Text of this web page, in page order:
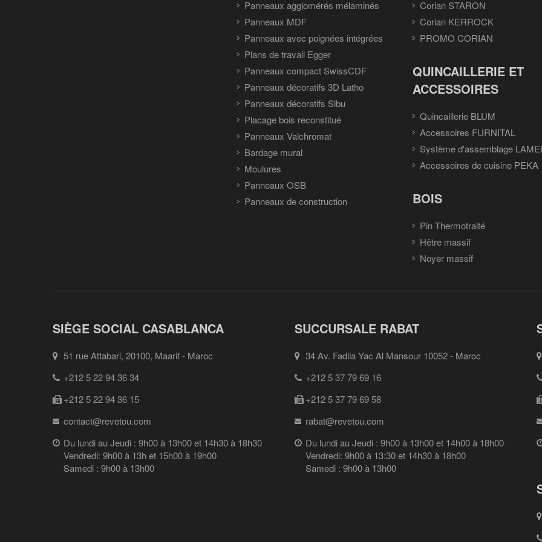
Panneaux agglomérés mélaminés
Panneaux MDF
Panneaux avec poignées intégrées
Plans de travail Egger
Panneaux compact SwissCDF
Panneaux décoratifs 3D Latho
Panneaux décoratifs Sibu
Placage bois reconstitué
Panneaux Valchromat
Bardage mural
Moulures
Panneaux OSB
Panneaux de construction
Corian STARON
Corian KERROCK
PROMO CORIAN
QUINCAILLERIE ET
ACCESSOIRES
Quincaillerie BLUM
Accessoires FURNITAL
Système d'assemblage
Accessoires de cuisine PEKA
BOIS
Pin Thermotraité
Hêtre massif
Noyer massif
SIÈGE SOCIAL CASABLANCA
51 rue Attabari, 20100, Maarif - Maroc
+212 5 22 94 36 34
+212 5 22 94 36 15
contact@revetou.com
Du lundi au Jeudi : 9h00 à 13h00 et 14h30 à 18h30
Vendredi: 9h00 à 13h et 15h00 à 19h00
Samedi : 9h00 à 13h00
SUCCURSALE RABAT
34 Av. Fadila Yac Al Mansour 10052 - Maroc
+212 5 37 79 69 16
+212 5 37 79 69 58
rabat@revetou.com
Du lundi au Jeudi : 9h00 à 13h00 et 14h00 à 18h00
Vendredi: 9h00 à 13:30 et 14h30 à 18h00
Samedi : 9h00 à 13h00